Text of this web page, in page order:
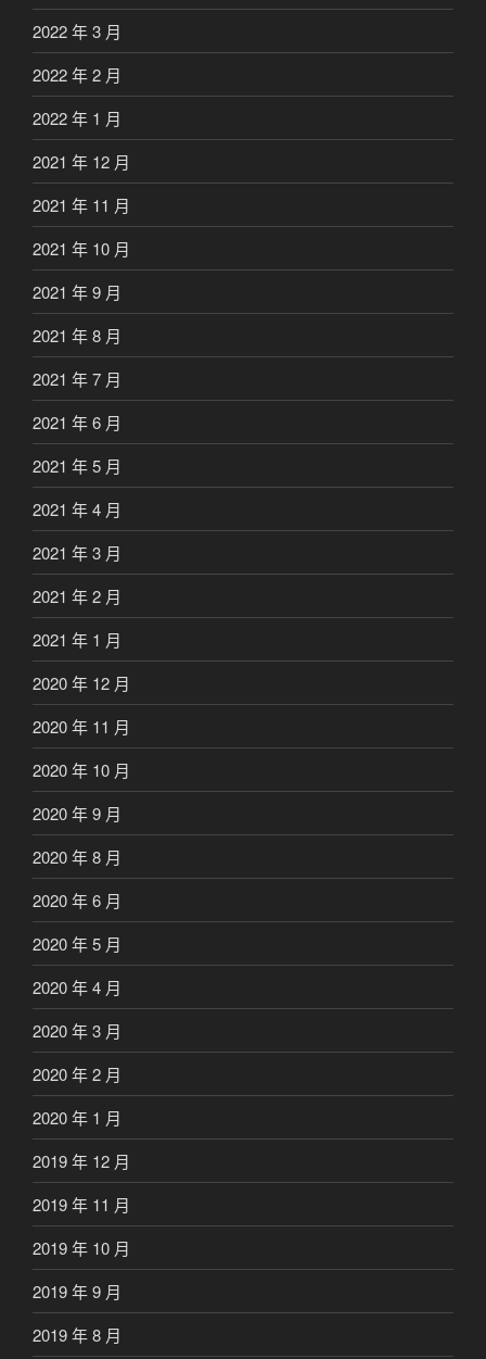
2022 年 3 月
2022 年 2 月
2022 年 1 月
2021 年 12 月
2021 年 11 月
2021 年 10 月
2021 年 9 月
2021 年 8 月
2021 年 7 月
2021 年 6 月
2021 年 5 月
2021 年 4 月
2021 年 3 月
2021 年 2 月
2021 年 1 月
2020 年 12 月
2020 年 11 月
2020 年 10 月
2020 年 9 月
2020 年 8 月
2020 年 6 月
2020 年 5 月
2020 年 4 月
2020 年 3 月
2020 年 2 月
2020 年 1 月
2019 年 12 月
2019 年 11 月
2019 年 10 月
2019 年 9 月
2019 年 8 月